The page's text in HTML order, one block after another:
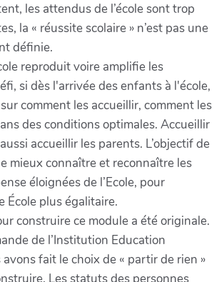
les attendus de l’école sont trop
la « réussite scolaire » n’est pas une
définie.
reproduit voire amplifie les
si dès l'arrivée des enfants à l'école,
comment les accueillir, comment les
des conditions optimales. Accueillir
accueillir les parents. L’objectif de
mieux connaître et reconnaître les
éloignées de l’Ecole, pour
École plus égalitaire.
construire ce module a été originale.
de l’Institution Education
fait le choix de « partir de rien »